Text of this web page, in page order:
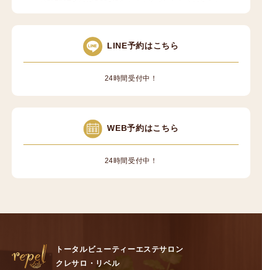
LINE予約はこちら
24時間受付中！
WEB予約はこちら
24時間受付中！
トータルビューティーエステサロン
クレサロ・リペル